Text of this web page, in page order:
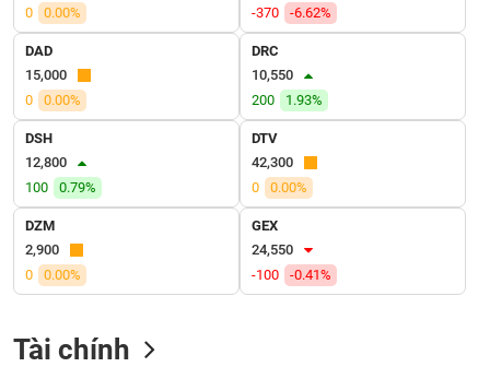
0
0.00%
-370
-6.62%
DAD
15,000
0
0.00%
DRC
10,550
200
1.93%
DSH
12,800
100
0.79%
DTV
42,300
0
0.00%
DZM
2,900
0
0.00%
GEX
24,550
-100
-0.41%
Tài chính
TIỆN
ÍCH
BẤT
ĐỘNG
SẢN
Mã
chứng